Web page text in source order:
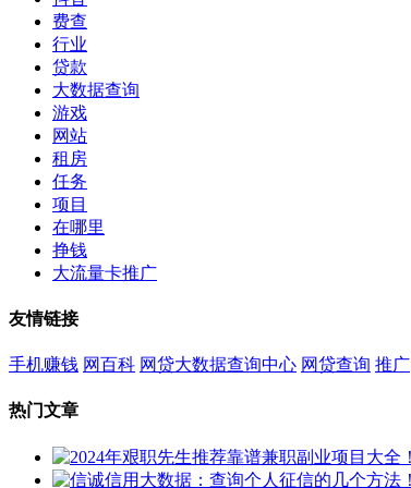
费查
行业
贷款
大数据查询
游戏
网站
租房
任务
项目
在哪里
挣钱
大流量卡推广
友情链接
手机赚钱 网百科 网贷大数据查询中心 网贷查询 推广
热门文章